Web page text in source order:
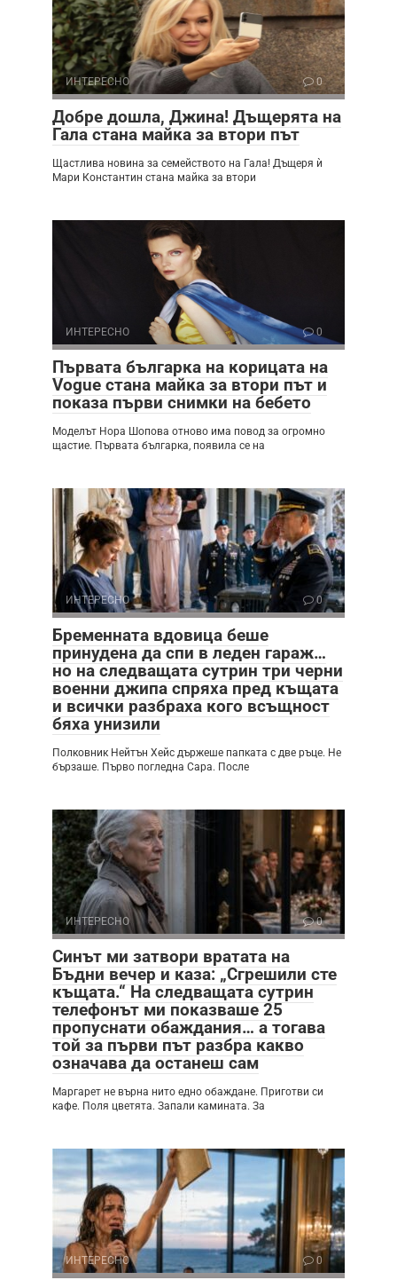
ИНТЕРЕСНО 0
Добре дошла, Джина! Дъщерята на
Гала стана майка за втори път
Щастлива новина за семейството на Гала! Дъщеря ѝ
Мари Константин стана майка за втори
ИНТЕРЕСНО 0
Първата българка на корицата на
Vogue стана майка за втори път и
показа първи снимки на бебето
Моделът Нора Шопова отново има повод за огромно
щастие. Първата българка, появила се на
ИНТЕРЕСНО 0
Бременната вдовица беше
принудена да спи в леден гараж…
но на следващата сутрин три черни
военни джипа спряха пред къщата
и всички разбраха кого всъщност
бяха унизили
Полковник Нейтън Хейс държеше папката с две ръце. Не
бързаше. Първо погледна Сара. После
ИНТЕРЕСНО 0
Синът ми затвори вратата на
Бъдни вечер и каза: „Сгрешили сте
къщата.“ На следващата сутрин
телефонът ми показваше 25
пропуснати обаждания… а тогава
той за първи път разбра какво
означава да останеш сам
Маргарет не върна нито едно обаждане. Приготви си
кафе. Поля цветята. Запали камината. За
ИНТЕРЕСНО 0